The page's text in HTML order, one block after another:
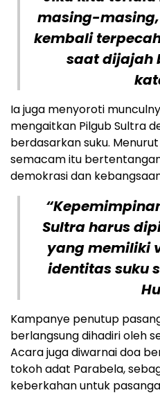
masing-
kembali
saat dijajah
Ia juga menyoroti
mengaitkan Pilgub Sultra
berdasarkan suku.
semacam itu
demokrasi dan
Sultra harus
yang memiliki
identitas suku
Kampanye penutup
berlangsung dihadiri oleh
Acara juga diwarnai doa
tokoh adat Parabela,
keberkahan untuk